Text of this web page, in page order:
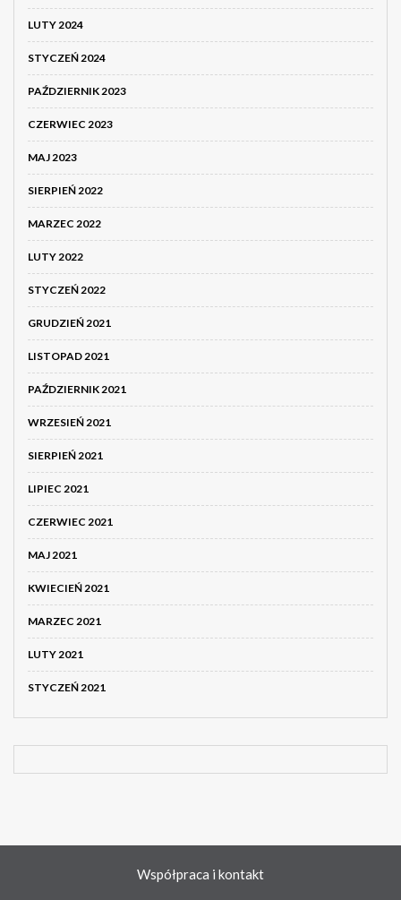
LUTY 2024
STYCZEŃ 2024
PAŹDZIERNIK 2023
CZERWIEC 2023
MAJ 2023
SIERPIEŃ 2022
MARZEC 2022
LUTY 2022
STYCZEŃ 2022
GRUDZIEŃ 2021
LISTOPAD 2021
PAŹDZIERNIK 2021
WRZESIEŃ 2021
SIERPIEŃ 2021
LIPIEC 2021
CZERWIEC 2021
MAJ 2021
KWIECIEŃ 2021
MARZEC 2021
LUTY 2021
STYCZEŃ 2021
Współpraca i kontakt